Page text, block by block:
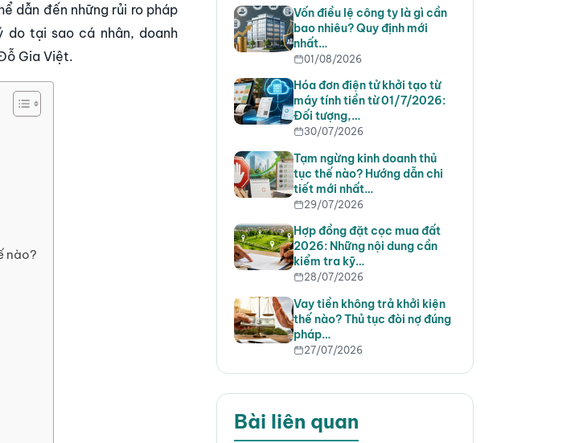
dẫn đến những rủi ro pháp
do tại sao cá nhân, doanh
Gia Việt.
nào?
Vốn điều lệ công ty là gì cần
bao nhiêu? Quy định mới
nhất…
01/08/2026
Hóa đơn điện tử khởi tạo từ
máy tính tiền từ 01/7/2026:
Đối tượng,…
30/07/2026
Tạm ngừng kinh doanh thủ
tục thế nào? Hướng dẫn chi
tiết mới nhất…
29/07/2026
Hợp đồng đặt cọc mua đất
2026: Những nội dung cần
kiểm tra kỹ…
28/07/2026
Vay tiền không trả khởi kiện
thế nào? Thủ tục đòi nợ đúng
pháp…
27/07/2026
Bài liên quan